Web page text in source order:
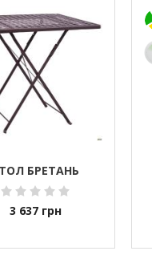
БРЕТАНЬ
3 637 грн